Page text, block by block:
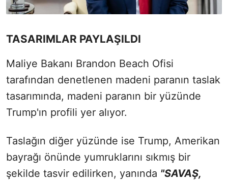
TASARIMLAR PAYLAŞILDI
Maliye Bakanı Brandon Beach Ofisi
tarafından denetlenen madeni paranın taslak
tasarımında, madeni paranın bir yüzünde
Trump'ın profili yer alıyor.
Taslağın diğer yüzünde ise Trump, Amerikan
bayrağı önünde yumruklarını sıkmış bir
şekilde tasvir edilirken, yanında "SAVAŞ,